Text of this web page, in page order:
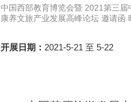
中国西部教育博览会暨 2021第三
康养文旅产业发展高峰论坛 邀请函
开展日期： 2021-5-21 至 5-22